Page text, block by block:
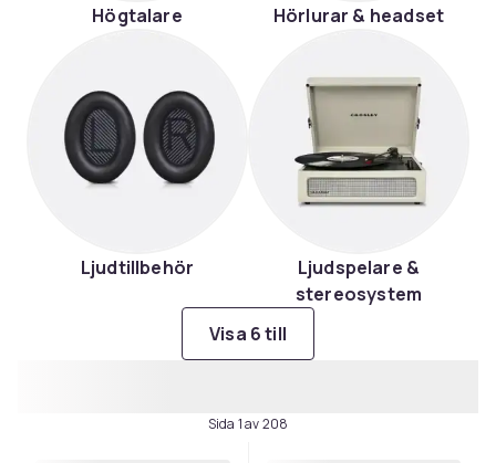
Högtalare Hörlurar & headset
Ljudtillbehör
Ljudspelare &
stereosystem
Visa 6 till
Sida 1 av 208